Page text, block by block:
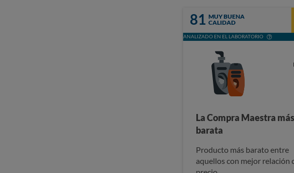
81 MUY BUENA
CALIDAD
ANALIZADO EN EL LABORATORIO
La Compra Maestra más
barata
Producto más barato entre
aquellos con mejor relación